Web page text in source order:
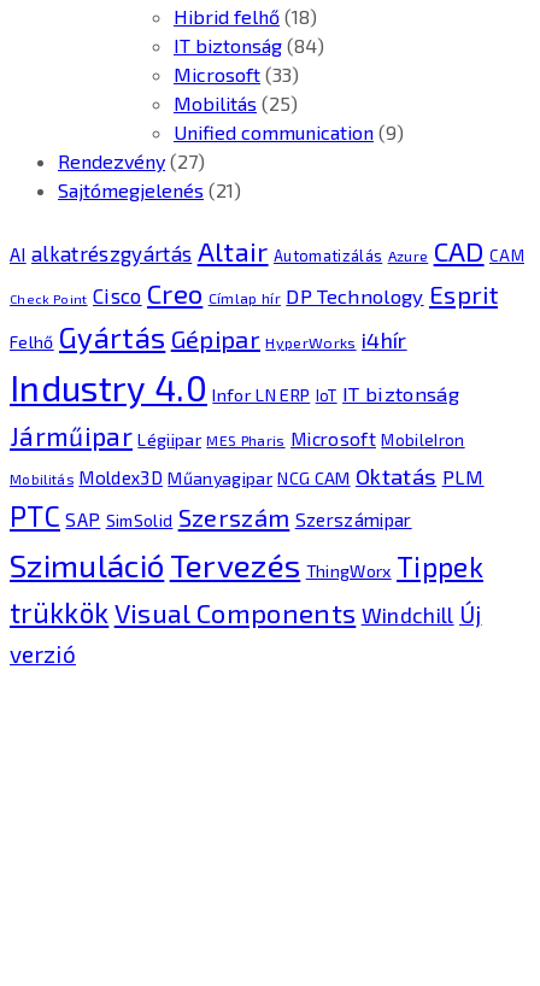
Hibrid felhő (18)
IT biztonság (84)
Microsoft (33)
Mobilitás (25)
Unified communication (9)
Rendezvény (27)
Sajtómegjelenés (21)
AI alkatrészgyártás Altair Automatizálás Azure CAD CAM
Check Point Cisco Creo Címlap hír DP Technology Esprit
Felhő Gyártás Gépipar HyperWorks i4hír
Industry 4.0 Infor LN ERP IoT IT biztonság
Járműipar Légiipar MES Pharis Microsoft MobileIron
Mobilitás Moldex3D Műanyagipar NCG CAM Oktatás PLM
PTC SAP SimSolid Szerszám Szerszámipar
Szimuláció Tervezés ThingWorx Tippek
trükkök Visual Components Windchill Új
verzió